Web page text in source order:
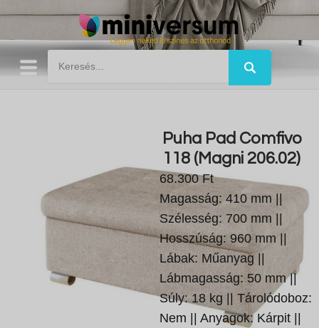
Puha Pad Comfivo
118 (Magni 206.02)
68.300 Ft
Magasság: 410 mm ||
Szélesség: 700 mm ||
Hosszúság: 960 mm ||
Lábak: Műanyag ||
Lábmagasság: 50 mm ||
Súly: 18 kg || Tárolódoboz:
Nem || Anyagok: Kárpit ||